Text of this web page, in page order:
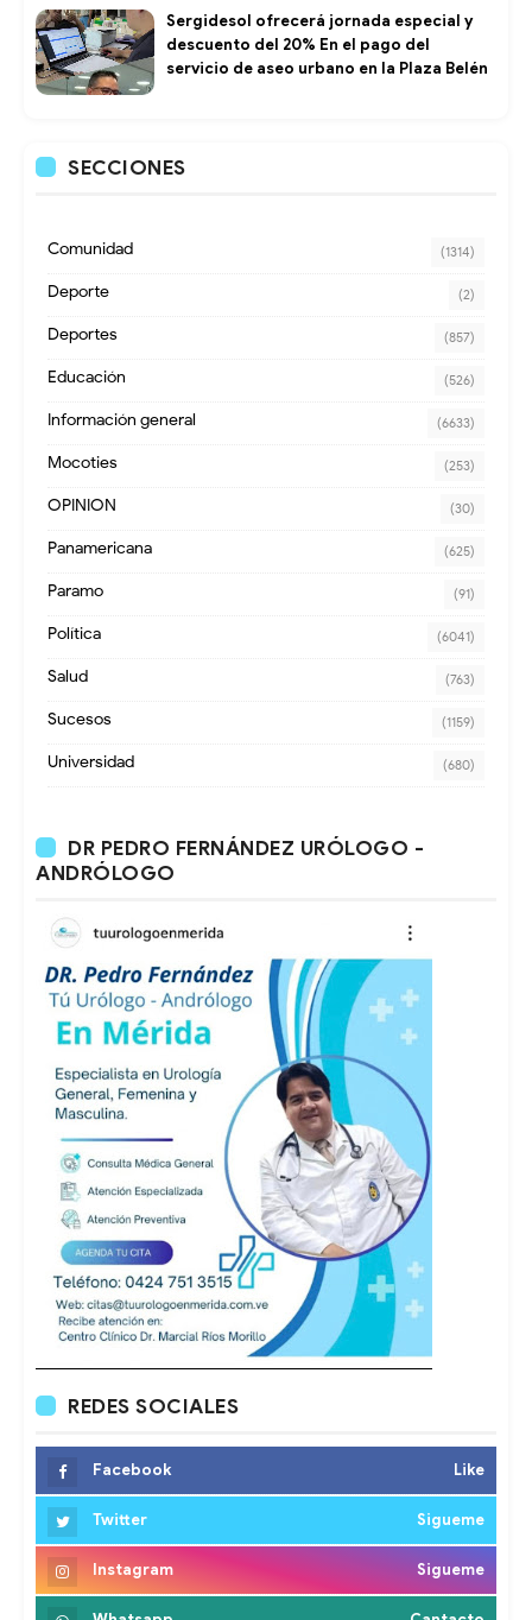
Sergidesol ofrecerá jornada especial y
descuento del 20% En el pago del
servicio de aseo urbano en la Plaza Belén
SECCIONES
Comunidad (1314)
Deporte (2)
Deportes (857)
Educación (526)
Información general (6633)
Mocoties (253)
OPINION (30)
Panamericana (625)
Paramo (91)
Política (6041)
Salud (763)
Sucesos (1159)
Universidad (680)
DR PEDRO FERNÁNDEZ URÓLOGO -
ANDRÓLOGO
REDES SOCIALES
Facebook Like
Twitter Sigueme
Instagram Sigueme